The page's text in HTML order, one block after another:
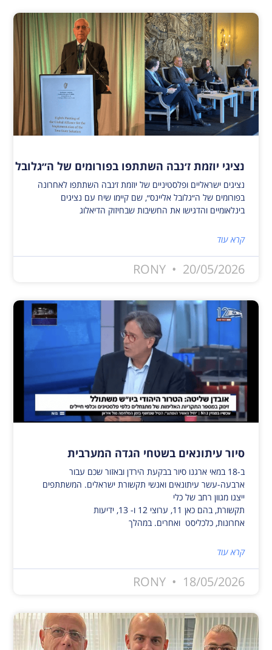
נציגי יוזמת ז׳נבה השתתפו בפורומים של ה״גלובל
נציגים ישראליים ופלסטיניים של יוזמת ז׳נבה השתתפו לאחרונה
בפורומים של ה״גלובל אליינס״, שם קיימו שיח עם נציגים
בינלאומיים והדגישו את החשיבות שבחיזוק הדיאלוג
קרא עוד
RONY 20/05/2026
סיור עיתונאים בשטחי הגדה המערבית
ב-18 במאי ארגנו סיור בבקעת הירדן ובאזור שכם עבור
ארבעה-עשר עיתונאים ואנשי תקשורת ישראלים. המשתתפים
ייצגו מגוון רחב של כלי
תקשורת, בהם כאן 11, ערוצי 12 ו- 13, ידיעות
אחרונות, כלכליסט ואחרים. במהלך
קרא עוד
RONY 18/05/2026